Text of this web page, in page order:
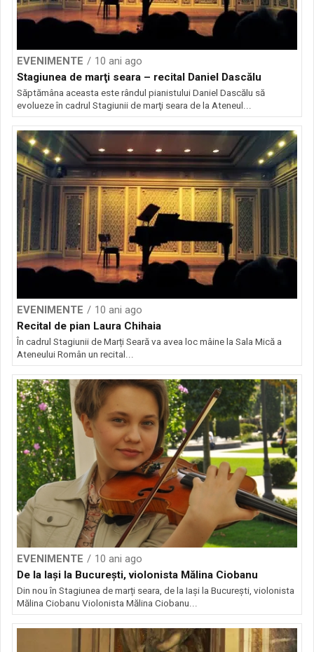
EVENIMENTE
10 ani ago
Stagiunea de marţi seara – recital Daniel Dascălu
Săptămâna aceasta este rândul pianistului Daniel Dascălu să
evolueze în cadrul Stagiunii de marţi seara de la Ateneul...
EVENIMENTE
10 ani ago
Recital de pian Laura Chihaia
În cadrul Stagiunii de Marți Seară va avea loc mâine la Sala Mică a
Ateneului Român un recital...
EVENIMENTE
10 ani ago
De la Iași la București, violonista Mălina Ciobanu
Din nou în Stagiunea de marți seara, de la Iași la București, violonista
Mălina Ciobanu Violonista Mălina Ciobanu...